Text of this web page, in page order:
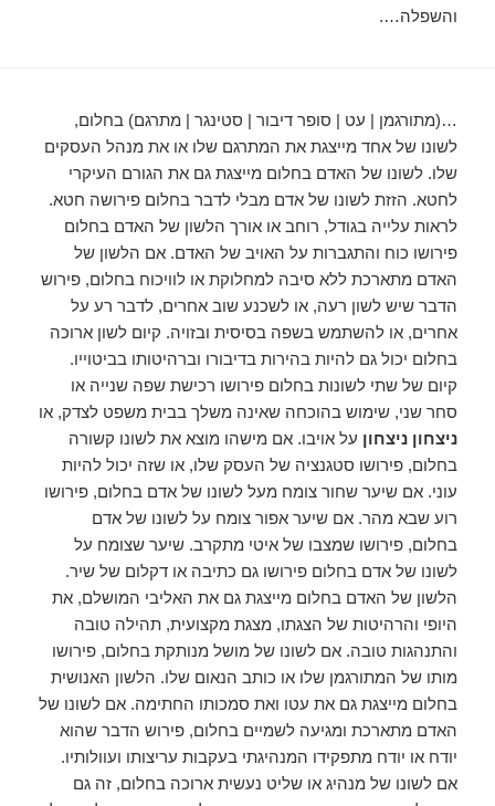
והשפלה….
…(מתורגמן | עט | סופר דיבור | סטינגר | מתרגם) בחלום,
לשונו של אחד מייצגת את המתרגם שלו או את מנהל העסקים
שלו. לשונו של האדם בחלום מייצגת גם את הגורם העיקרי
לחטא. הזזת לשונו של אדם מבלי לדבר בחלום פירושה חטא.
לראות עלייה בגודל, רוחב או אורך הלשון של האדם בחלום
פירושו כוח והתגברות על האויב של האדם. אם הלשון של
האדם מתארכת ללא סיבה למחלוקת או לוויכוח בחלום, פירוש
הדבר שיש לשון רעה, או לשכנע שוב אחרים, לדבר רע על
אחרים, או להשתמש בשפה בסיסית ובזויה. קיום לשון ארוכה
בחלום יכול גם להיות בהירות בדיבורו וברהיטותו בביטוייו.
קיום של שתי לשונות בחלום פירושו רכישת שפה שנייה או
סחר שני, שימוש בהוכחה שאינה משלך בבית משפט לצדק, או
ניצחון ניצחון על אויבו. אם מישהו מוצא את לשונו קשורה
בחלום, פירושו סטגנציה של העסק שלו, או שזה יכול להיות
עוני. אם שיער שחור צומח מעל לשונו של אדם בחלום, פירושו
רוע שבא מהר. אם שיער אפור צומח על לשונו של אדם
בחלום, פירושו שמצבו של איטי מתקרב. שיער שצומח על
לשונו של אדם בחלום פירושו גם כתיבה או דקלום של שיר.
הלשון של האדם בחלום מייצגת גם את האליבי המושלם, את
היופי והרהיטות של הצגתו, מצגת מקצועית, תהילה טובה
והתנהגות טובה. אם לשונו של מושל מנותקת בחלום, פירושו
מותו של המתורגמן שלו או כותב הנאום שלו. הלשון האנושית
בחלום מייצגת גם את עטו ואת סמכותו החתימה. אם לשונו של
האדם מתארכת ומגיעה לשמיים בחלום, פירוש הדבר שהוא
יודח או יודח מתפקידו המנהיגתי בעקבות עריצותו ועוולותיו.
אם לשונו של מנהיג או שליט נעשית ארוכה בחלום, זה גם